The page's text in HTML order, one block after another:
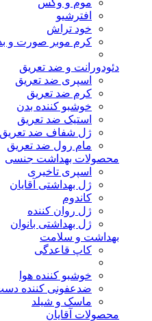
موم و وکس
افترشیو
خود تراش
کرم موبر صورت و
دئودورانت و ضد تعریق
اسپری ضد تعریق
کرم ضد تعریق
خوشبو کننده بدن
استیک ضد تعریق
ژل شفاف ضد تعریق
مام رول ضد تعریق
محصولات بهداشت جنسی
اسپری تاخیری
ژل بهداشتی آقایان
کاندوم
ژل روان کننده
ژل بهداشتی بانوان
بهداشت و سلامت
کاپ قاعدگی
خوشبو کننده هوا
ضدعفونی کننده
ماسک و شیلد
محصولات آقایان